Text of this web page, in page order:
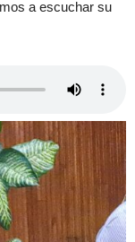
a escuchar su